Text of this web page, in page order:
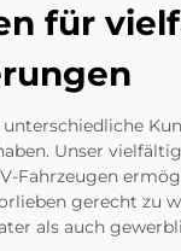
für
unterschiedliche
Unser
Fahrzeugen
gerecht zu
als auch